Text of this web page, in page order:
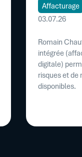
Affacturage
03.07.26
Romain
intégrée
digitale)
risques et
disponibles.